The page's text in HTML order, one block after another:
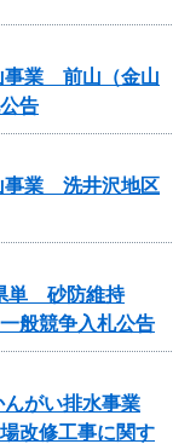
事業 前山（金山
告
事業 洗井沢地区
単 砂防維持
般競争入札公告
がい排水事業
改修工事に関す